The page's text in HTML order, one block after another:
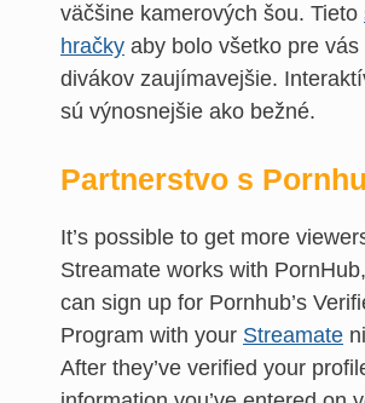
väčšine kamerových šou. Tieto
hračky aby bolo všetko pre vás
divákov zaujímavejšie.
sú výnosnejšie ako bežné.
Partnerstvo s
It’s possible to get more
Streamate works with
can sign up for Pornhub’s
Program with your Streamate
After they’ve verified your